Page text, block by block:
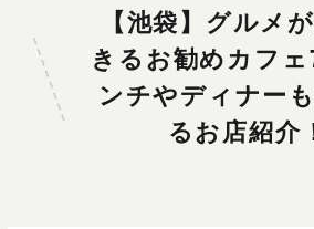
【池袋】グルメ
きるお勧めカフェ
ンチやディナー
るお店紹介